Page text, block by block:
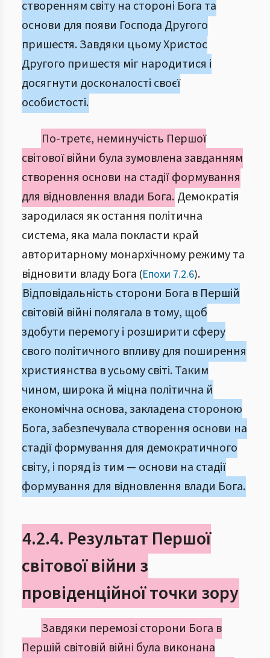
створенням світу на стороні Бога та
основи для появи Господа Другого
пришестя. Завдяки цьому Христос
Другого пришестя міг народитися і
досягнути досконалості своєї
особистості.
По-третє, неминучість Першої
світової війни була зумовлена завданням
створення основи на стадії формування
для відновлення влади Бога. Демократія
зародилася як остання політична
система, яка мала покласти край
авторитарному монархічному режиму та
відновити владу Бога (Епохи 7.2.6).
Відповідальність сторони Бога в Першій
світовій війні полягала в тому, щоб
здобути перемогу і розширити сферу
свого політичного впливу для поширення
християнства в усьому світі. Таким
чином, широка й міцна політична й
економічна основа, закладена стороною
Бога, забезпечувала створення основи на
стадії формування для демократичного
світу, і поряд із тим — основи на стадії
формування для відновлення влади Бога.
4.2.4. Результат Першої
світової війни з
провіденційної точки зору
Завдяки перемозі сторони Бога в
Першій світовій війні була виконана